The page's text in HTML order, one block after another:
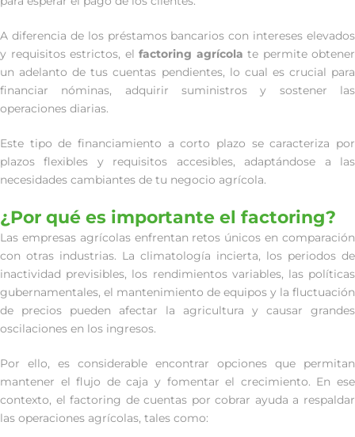
A diferencia de los préstamos bancarios con intereses elevados
y requisitos estrictos, el factoring agrícola te permite obtener
un adelanto de tus cuentas pendientes, lo cual es crucial para
financiar nóminas, adquirir suministros y sostener las
operaciones diarias.
Este tipo de financiamiento a corto plazo se caracteriza por
plazos flexibles y requisitos accesibles, adaptándose a las
necesidades cambiantes de tu negocio agrícola.
¿Por qué es importante el factoring?
Las empresas agrícolas enfrentan retos únicos en comparación
con otras industrias. La climatología incierta, los periodos de
inactividad previsibles, los rendimientos variables, las políticas
gubernamentales, el mantenimiento de equipos y la fluctuación
de precios pueden afectar la agricultura y causar grandes
oscilaciones en los ingresos.
Por ello, es considerable encontrar opciones que permitan
mantener el flujo de caja y fomentar el crecimiento. En ese
contexto, el factoring de cuentas por cobrar ayuda a respaldar
las operaciones agrícolas, tales como: